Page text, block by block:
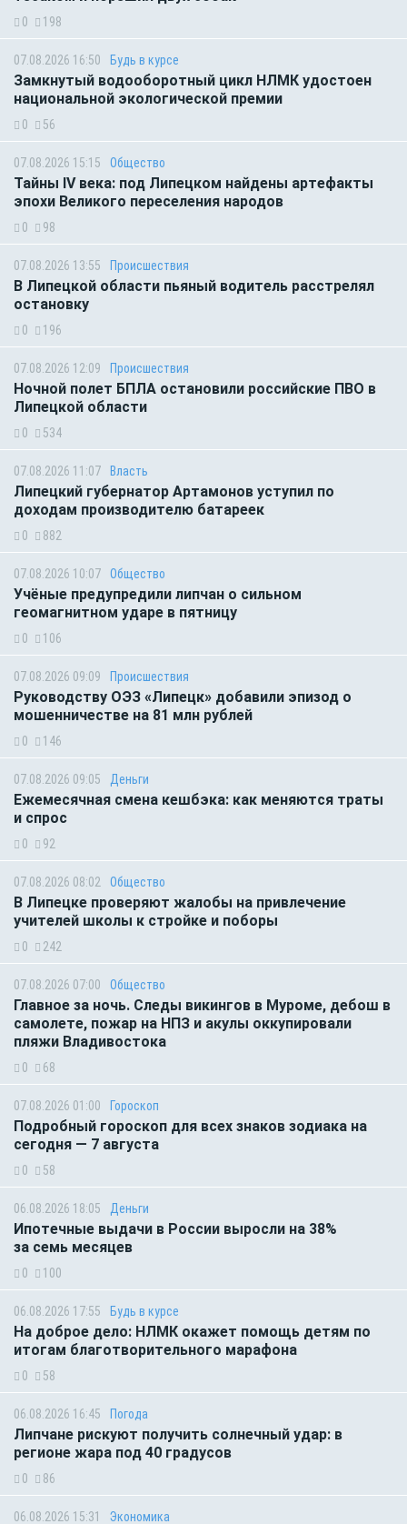
0 198
07.08.2026 16:50 Будь в курсе
Замкнутый водооборотный цикл НЛМК удостоен
национальной экологической премии
0 56
07.08.2026 15:15 Общество
Тайны IV века: под Липецком найдены артефакты
эпохи Великого переселения народов
0 98
07.08.2026 13:55 Происшествия
В Липецкой области пьяный водитель расстрелял
остановку
0 196
07.08.2026 12:09 Происшествия
Ночной полет БПЛА остановили российские ПВО в
Липецкой области
0 534
07.08.2026 11:07 Власть
Липецкий губернатор Артамонов уступил по
доходам производителю батареек
0 882
07.08.2026 10:07 Общество
Учёные предупредили липчан о сильном
геомагнитном ударе в пятницу
0 106
07.08.2026 09:09 Происшествия
Руководству ОЭЗ «Липецк» добавили эпизод о
мошенничестве на 81 млн рублей
0 146
07.08.2026 09:05 Деньги
Ежемесячная смена кешбэка: как меняются траты
и спрос
0 92
07.08.2026 08:02 Общество
В Липецке проверяют жалобы на привлечение
учителей школы к стройке и поборы
0 242
07.08.2026 07:00 Общество
Главное за ночь. Следы викингов в Муроме, дебош в
самолете, пожар на НПЗ и акулы оккупировали
пляжи Владивостока
0 68
07.08.2026 01:00 Гороскоп
Подробный гороскоп для всех знаков зодиака на
сегодня — 7 августа
0 58
06.08.2026 18:05 Деньги
Ипотечные выдачи в России выросли на 38%
за семь месяцев
0 100
06.08.2026 17:55 Будь в курсе
На доброе дело: НЛМК окажет помощь детям по
итогам благотворительного марафона
0 58
06.08.2026 16:45 Погода
Липчане рискуют получить солнечный удар: в
регионе жара под 40 градусов
0 86
06.08.2026 15:31 Экономика